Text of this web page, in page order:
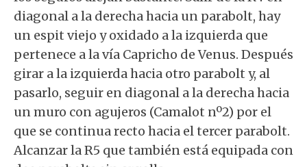
diagonal a la derecha hacia un parabolt, hay
un espit viejo y oxidado a la izquierda que
pertenece a la vía Capricho de Venus. Después
girar a la izquierda hacia otro parabolt y, al
pasarlo, seguir en diagonal a la derecha hacia
un muro con agujeros (Camalot nº2) por el
que se continua recto hacia el tercer parabolt.
Alcanzar la R5 que también está equipada con